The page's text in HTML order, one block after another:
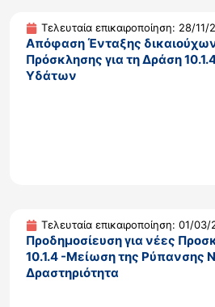
Τελευταία επικαιροποίηση: 28/11/
Απόφαση Ένταξης δικαιούχων
Πρόσκλησης για τη Δράση
Υδάτων
Τελευταία επικαιροποίηση: 01/
Προδημοσίευση για νέες
10.1.4 -Μείωση της Ρύπανσης
Δραστηριότητα